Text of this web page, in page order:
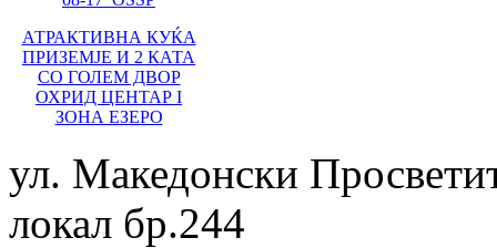
АТРАКТИВНА КУЌА
ПРИЗЕМЈЕ И 2 КАТА
СО ГОЛЕМ ДВОР
ОХРИД ЦЕНТАР I
ЗОНА ЕЗЕРО
ул. Македонски
локал бр.244